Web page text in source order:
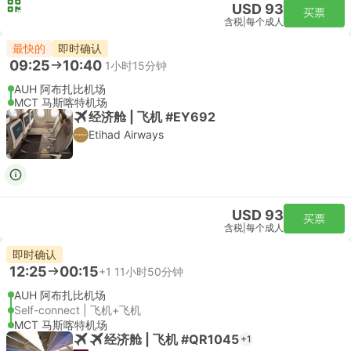
USD 93
含税 每个成人
买票
最快的 即时确认
09:25 10:40 1小时15分钟
AUH 阿布扎比机场
MCT 马斯喀特机场
经济舱 | 飞机 #EY692
Etihad Airways
USD 93
含税 每个成人
买票
即时确认
12:25 00:15+1 11小时50分钟
AUH 阿布扎比机场
Self-connect | 飞机+飞机
MCT 马斯喀特机场
经济舱 | 飞机 #QR1045 +1